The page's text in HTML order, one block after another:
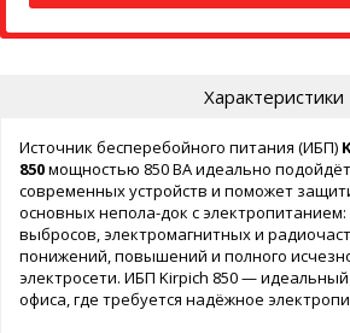
Характеристики
Источник бесперебойного питания (ИБП)
850мощностью 850 ВА идеально
современных устройств и поможет
основных непола-док с
выбросов, электромагнитных и
понижений, повышений и полного
электросети. ИБП Kirpich 850 —
офиса, где требуется надёжное